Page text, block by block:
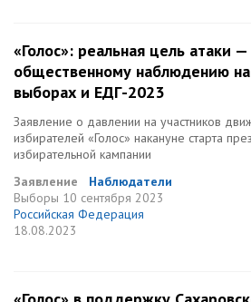
«Голос»: реальная цель атаки
общественному наблюдению
выборах и ЕДГ-2023
Заявление о давлении на участников
избирателей «Голос» накануне старта
избирательной кампании
Заявление
Наблюдатели
Выборы 10 сентября 2023
Российская Федерация
18.08.2023